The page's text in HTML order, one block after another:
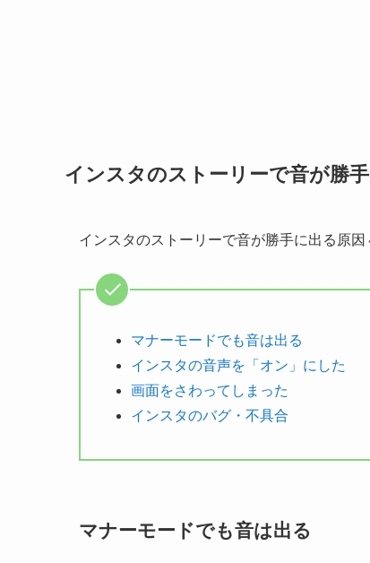
インスタのストーリーで音が勝
インスタのストーリーで音が勝手に出る原因
マナーモードでも音は出る
インスタの音声を「オン」にした
画面をさわってしまった
インスタのバグ・不具合
マナーモードでも音は出る